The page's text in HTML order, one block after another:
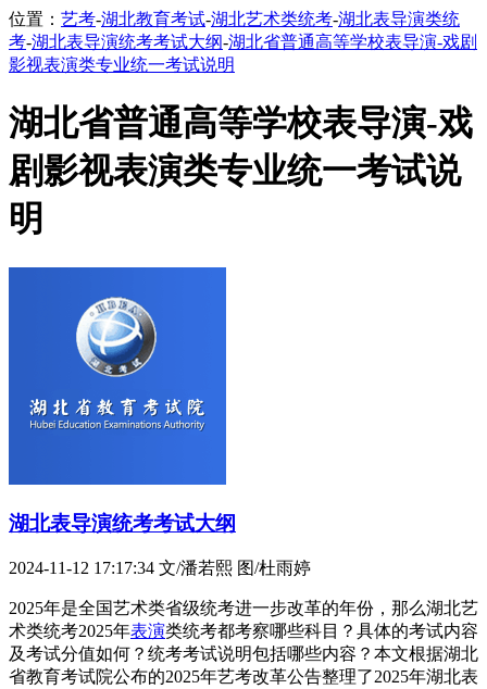
位置： 艺考-湖北教育考试-湖北艺术类统考-湖北表导演类统
考-湖北表导演统考考试大纲-湖北省普通高等学校表导演-戏剧
影视表演类专业统一考试说明
湖北省普通高等学校表导演-戏
剧影视表演类专业统一考试说
明
湖北表导演统考考试大纲
2024-11-12 17:17:34 文/潘若熙 图/杜雨婷
2025年是全国艺术类省级统考进一步改革的年份，那么湖北艺
术类统考2025年表演类统考都考察哪些科目？具体的考试内容
及考试分值如何？统考考试说明包括哪些内容？本文根据湖北
省教育考试院公布的2025年艺考改革公告整理了2025年湖北表